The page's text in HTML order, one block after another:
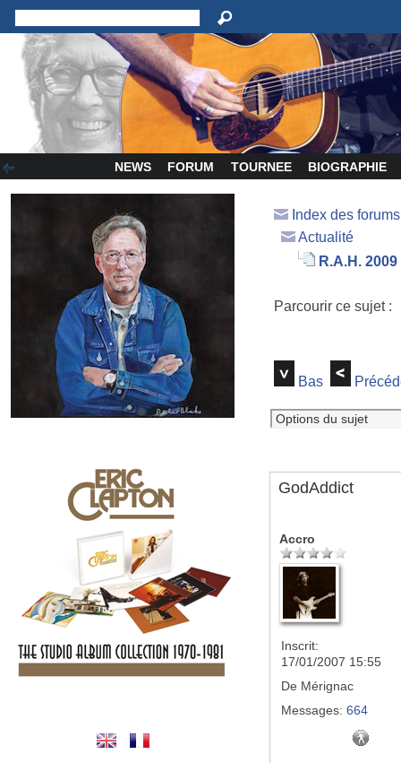
NEWS FORUM TOURNEE BIOGRAPHIE
Index des
Actualité
R.A.H. 2009
Parcourir ce sujet
Bas
GodAddict
Accro
Inscrit:
17/01/2007 15:55
De Mérignac
Messages: 664